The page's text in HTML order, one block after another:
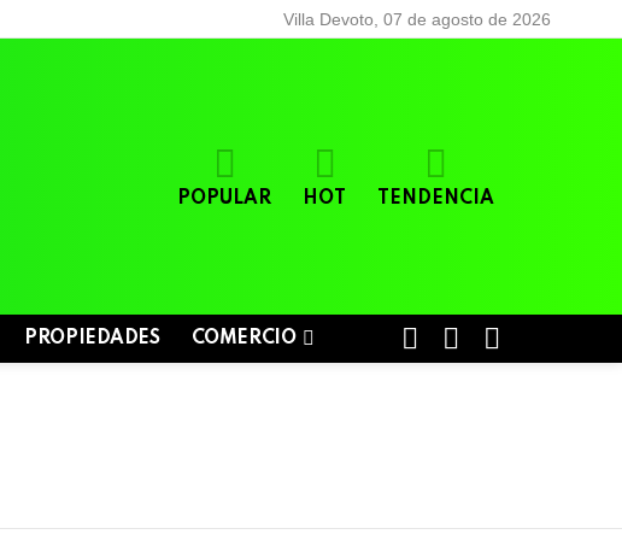
Villa Devoto, 07 de agosto de 2026
POPULAR HOT TENDENCIA
PROPIEDADES COMERCIO
SWITCH
SKIN